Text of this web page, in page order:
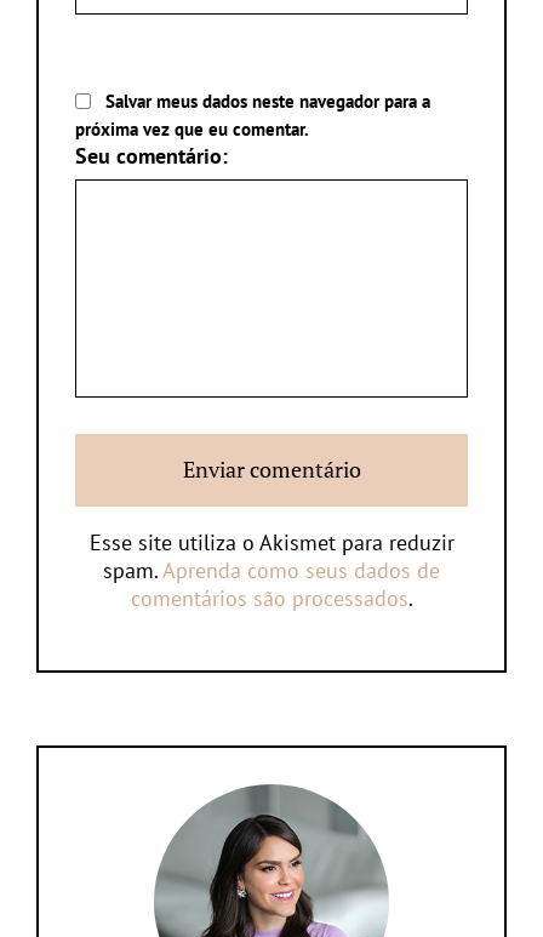
Salvar meus dados neste navegador para a
próxima vez que eu comentar.
Seu comentário:
Esse site utiliza o Akismet para reduzir
spam.Aprenda como seus dados de
comentários são processados.